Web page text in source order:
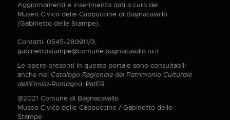
Aggiornamenti e inserimento dati a cura del
Museo Civico delle Cappuccine di Bagnacavallo
(Gabinetto delle Stampe).
Contatti: 0545-280911/3;
gabinettostampe@comune.bagnacavallo.ra.it
Le opere presenti in questo portale sono consultabili
anche nel Catalogo Regionale del Patrimonio Culturale
dell'Emilia-Romagna: PatER.
@2021 Comune di Bagnacavallo
Museo Civico delle Cappuccine / Gabinetto delle
Stampe